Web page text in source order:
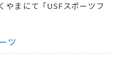
やまにて「USFスポーツフ
ツ